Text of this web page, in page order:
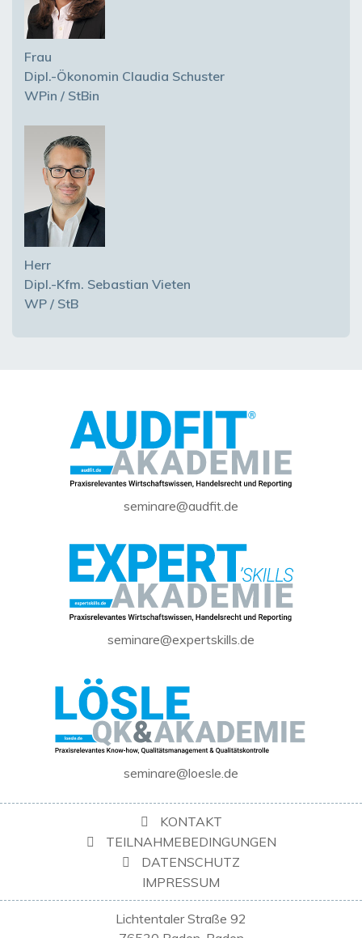
Frau
Dipl.-Ökonomin Claudia Schuster
WPin / StBin
Herr
Dipl.-Kfm. Sebastian Vieten
WP / StB
seminare@audfit.de
seminare@expertskills.de
seminare@loesle.de
KONTAKT
TEILNAHMEBEDINGUNGEN
DATENSCHUTZ
IMPRESSUM
Lichtentaler Straße 92